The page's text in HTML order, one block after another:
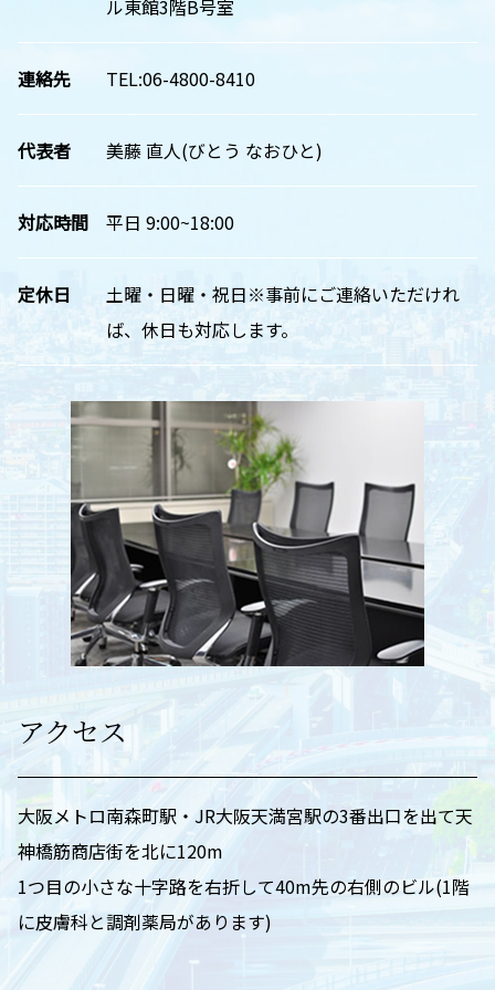
ル東館3階B号室
連絡先 TEL:06-4800-8410
代表者 美藤 直人(びとう なおひと)
対応時間 平日 9:00~18:00
定休日
土曜・日曜・祝日※事前にご連絡いただけれ
ば、休日も対応します。
アクセス
大阪メトロ南森町駅・JR大阪天満宮駅の3番出口を出て天
神橋筋商店街を北に120m
1つ目の小さな十字路を右折して40m先の右側のビル(1階
に皮膚科と調剤薬局があります)